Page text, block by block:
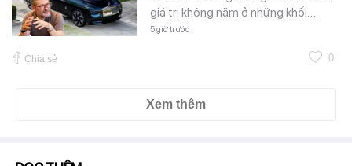
giá trị không nằm ở những khối…
5 giờ trước
Chia sẻ 0
Xem thêm